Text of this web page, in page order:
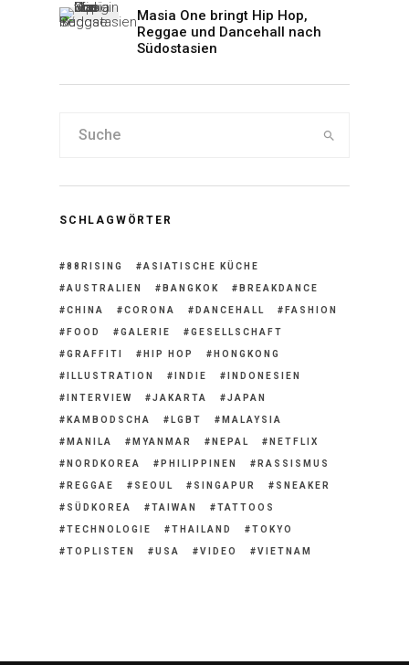
Masia One bringt Hip Hop,
Reggae und Dancehall nach
Südostasien
SCHLAGWÖRTER
88RISING ASIATISCHE KÜCHE
AUSTRALIEN BANGKOK BREAKDANCE
CHINA CORONA DANCEHALL FASHION
FOOD GALERIE GESELLSCHAFT
GRAFFITI HIP HOP HONGKONG
ILLUSTRATION INDIE INDONESIEN
INTERVIEW JAKARTA JAPAN
KAMBODSCHA LGBT MALAYSIA
MANILA MYANMAR NEPAL NETFLIX
NORDKOREA PHILIPPINEN RASSISMUS
REGGAE SEOUL SINGAPUR SNEAKER
SÜDKOREA TAIWAN TATTOOS
TECHNOLOGIE THAILAND TOKYO
TOPLISTEN USA VIDEO VIETNAM